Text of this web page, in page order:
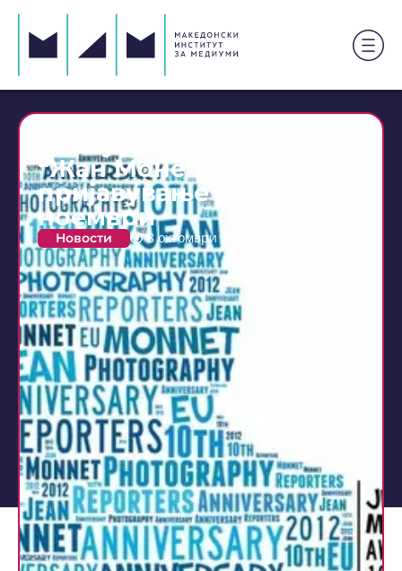
“Жан Моне“,
пријавување до 8
ноември
Новости 8 октомври 2012